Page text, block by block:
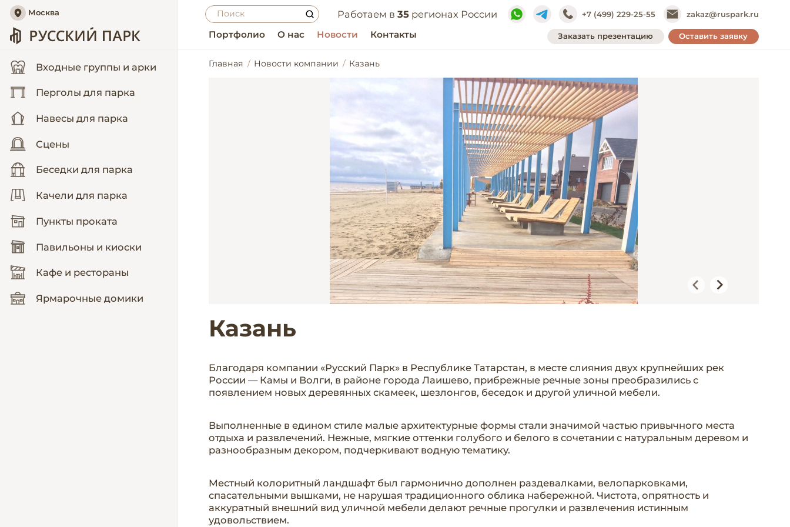
Москва
Входные группы и арки
Перголы для парка
Навесы для парка
Сцены
Беседки для парка
Качели для парка
Пункты проката
Павильоны и киоски
Кафе и рестораны
Ярмарочные домики
Работаем в 35регионах России +7 (499) 229-25-55 zakaz@ruspark.ru
Портфолио О нас Новости Контакты Заказать презентацию Оставить заявку
Главная Новости компании Казань
Казань
Благодаря компании «Русский Парк» в Республике Татарстан, в месте слияния двух крупнейших рек
России — Камы и Волги, в районе города Лаишево, прибрежные речные зоны преобразились с
появлением новых деревянных скамеек, шезлонгов, беседок и другой уличной мебели.
Выполненные в едином стиле малые архитектурные формы стали значимой частью привычного места
отдыха и развлечений. Нежные, мягкие оттенки голубого и белого в сочетании с натуральным деревом и
разнообразным декором, подчеркивают водную тематику.
Местный колоритный ландшафт был гармонично дополнен раздевалками, велопарковками,
спасательными вышками, не нарушая традиционного облика набережной. Чистота, опрятность и
аккуратный внешний вид уличной мебели делают речные прогулки и развлечения истинным
удовольствием.